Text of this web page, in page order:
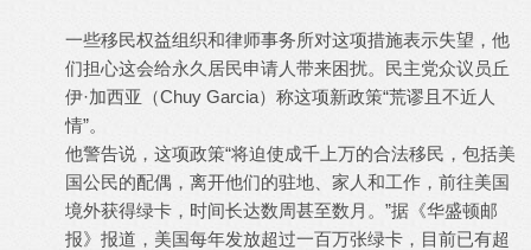
一些移民权益组织和律师事务所对这项措施表示失望，他
们担心这会给永久居民申请人带来困扰。民主党众议员丘
伊·加西亚（Chuy Garcia）称这项新政策“荒谬且不近人
情”。
他警告说，这项政策“将迫使成千上万的合法移民，包括美
国公民的配偶，离开他们的驻地、家人和工作，前往美国
境外获得绿卡，时间长达数周甚至数月。”据《华盛顿邮
报》报道，美国每年发放超过一百万张绿卡，目前已有超